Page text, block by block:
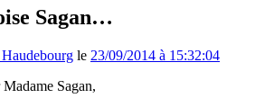
Sagan…
le 23/09/2014 à 15:32:04
Sagan,